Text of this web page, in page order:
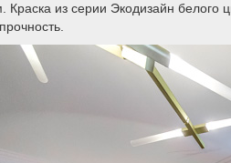
Краска из серии Экодизайн белого